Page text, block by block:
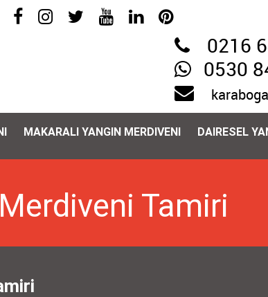
0216
0530
MAKARALI YANGIN MERDIVENI DAIRESEL
Tamiri